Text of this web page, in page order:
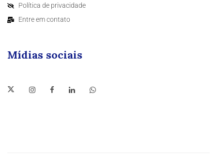
Política de privacidade
Entre em contato
Mídias sociais